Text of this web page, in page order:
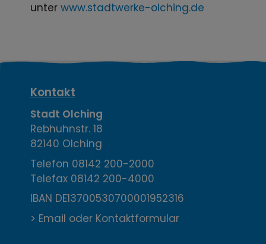
unterwww.stadtwerke-olching.de
K
o
n
t
a
k
Kontakt
Stadt Olching
Rebhuhnstr. 18
82140 Olching
Telefon 08142 200-2000
Telefax 08142 200-4000
IBAN DE13700530700001952316
> Email oder Kontaktformular